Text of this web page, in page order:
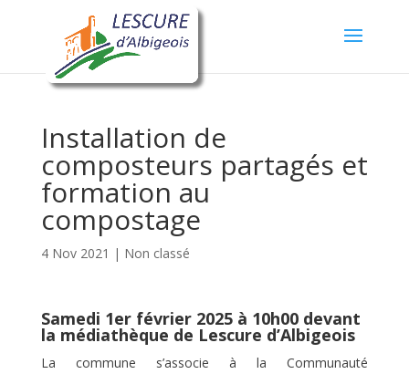
Installation de
composteurs partagés et
formation au
compostage
4 Nov 2021 | Non classé
Samedi 1er février 2025 à 10h00 devant
la médiathèque de Lescure d’Albigeois
La commune s’associe à la Communauté